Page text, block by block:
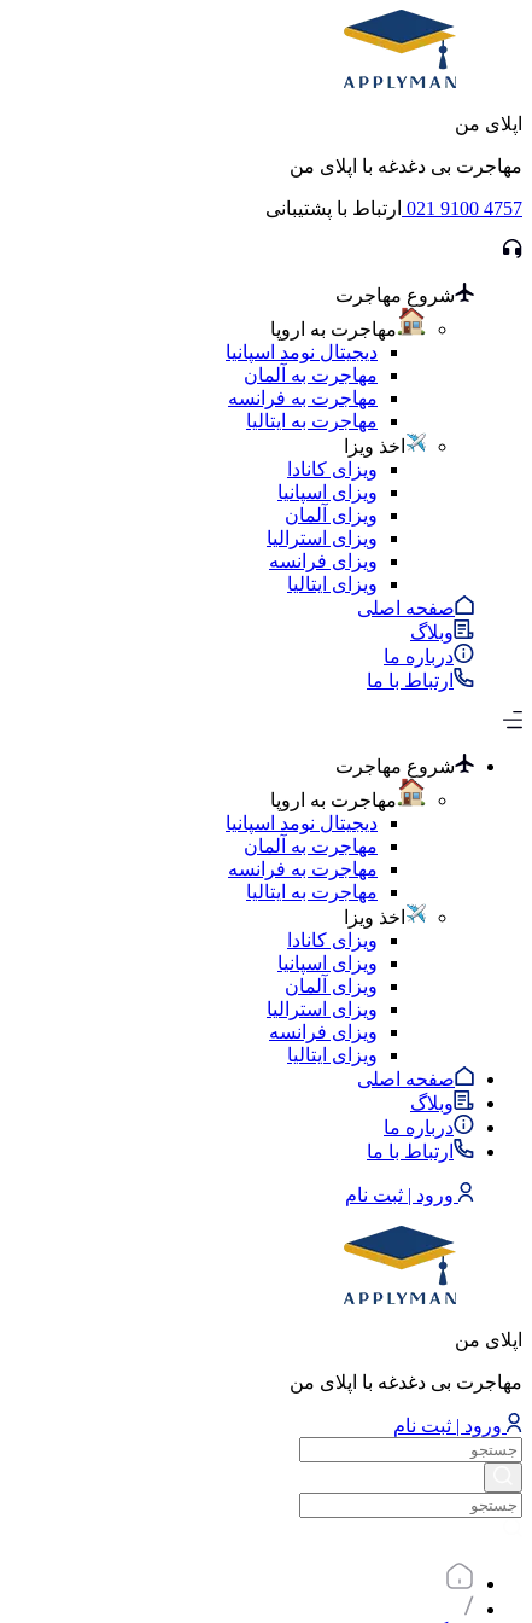
اپلای من
مهاجرت بی دغدغه با اپلای من
021 9100 4757 ارتباط با پشتیبانی
شروع مهاجرت
مهاجرت به اروپا
دیجیتال نومد اسپانیا
مهاجرت به آلمان
مهاجرت به فرانسه
مهاجرت به ایتالیا
اخذ ویزا
ویزای کانادا
ویزای اسپانیا
ویزای آلمان
ویزای استرالیا
ویزای فرانسه
ویزای ایتالیا
صفحه اصلی
وبلاگ
درباره ما
ارتباط با ما
شروع مهاجرت
مهاجرت به اروپا
دیجیتال نومد اسپانیا
مهاجرت به آلمان
مهاجرت به فرانسه
مهاجرت به ایتالیا
اخذ ویزا
ویزای کانادا
ویزای اسپانیا
ویزای آلمان
ویزای استرالیا
ویزای فرانسه
ویزای ایتالیا
صفحه اصلی
وبلاگ
درباره ما
ارتباط با ما
ورود | ثبت نام
اپلای من
مهاجرت بی دغدغه با اپلای من
ورود | ثبت نام